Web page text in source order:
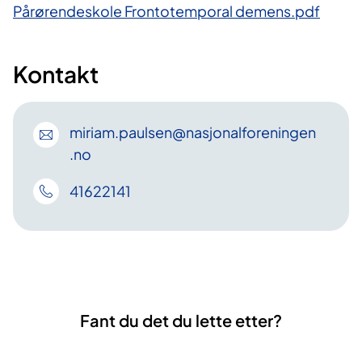
Pårørendeskole Frontotemporal demens.pdf
Kontakt
miriam.paulsen@nasjonalforeningen
.no
41622141
Fant du det du lette etter?